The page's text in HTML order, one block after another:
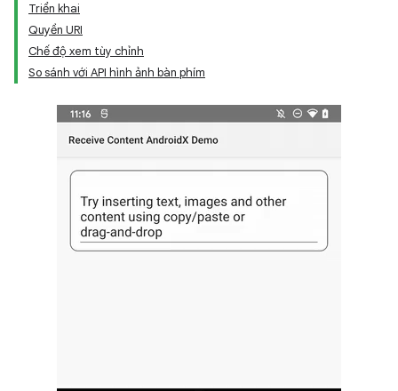
Triển khai
Quyền URI
Chế độ xem tùy chỉnh
So sánh với API hình ảnh bàn phím